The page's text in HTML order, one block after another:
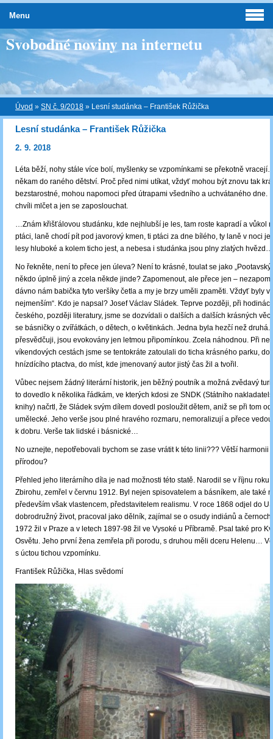
Svobodné noviny na internetu
Úvod » SN č. 9/2018 » Lesní studánka – František Růžička
Lesní studánka – František Růžička
2. 9. 2018
Léta běží, nohy stále více bolí, myšlenky se vzpomínkami se překotně
někam do raného dětství. Proč před nimi utíkat, vždyť mohou být znovu tak
bezstarostné, mohou napomoci před útrapami všedního a uchvátaného dne.
chvíli mlčet a jen se zaposlouchat.
…Znám křišťálovou studánku, kde nejhlubší je les, tam roste kapradí a vůkol
ptáci, laně chodí pít pod javorový kmen, ti ptáci za dne bílého, ty laně v noci
lesy hluboké a kolem ticho jest, a nebesa i studánka jsou plny zlatých hvězd…
No řekněte, není to přece jen úleva? Není to krásné, toulat se jako „Pootavský
někdo úplně jiný a zcela někde jinde? Zapomenout, ale přece jen –
dávno nám babička tyto veršíky četla a my je brzy uměli zpaměti. Vždyť byly
nejmenším“. Kdo je napsal? Josef Václav Sládek. Teprve později, při
českého, později literatury, jsme se dozvídali o dalších a dalších krásných
se básničky o zvířátkách, o dětech, o květinkách. Jedna byla hezčí než druhá.
přesvědčuji, jsou evokovány jen letmou připomínkou. Zcela náhodnou. Při
víkendových cestách jsme se tentokráte zatoulali do ticha krásného parku, do
hnízdícího ptactva, do míst, kde jmenovaný autor jistý čas žil a tvořil.
Vůbec nejsem žádný literární historik, jen běžný poutník a možná zvědavý
to dovedlo k několika řádkám, ve kterých kdosi ze SNDK (Státního
knihy) načrtl, že Sládek svým dílem dovedl posloužit dětem, aniž se při tom
umělecké. Jeho verše jsou plné hravého rozmaru, nemoralizují a přece
k dobru. Verše tak lidské i básnické…
No uznejte, nepotřebovali bychom se zase vrátit k této linii??? Větší harmonii
přírodou?
Přehled jeho literárního díla je nad možnosti této statě. Narodil se v říjnu roku
Zbirohu, zemřel v červnu 1912. Byl nejen spisovatelem a básníkem, ale také
především však vlastencem, představitelem realismu. V roce 1868 odjel do
dobrodružný život, pracoval jako dělník, zajímal se o osudy indiánů a
1972 žil v Praze a v letech 1897-98 žil ve Vysoké u Příbramě. Psal také pro
Osvětu. Jeho první žena zemřela při porodu, s druhou měli dceru Helenu…
s úctou tichou vzpomínku.
František Růžička, Hlas svědomí
Menu